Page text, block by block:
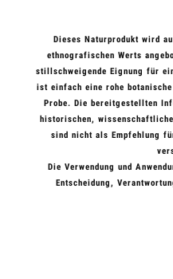
Dieses Naturprodukt wird
ethnografischen Werts
stillschweigende Eignung für
ist einfach eine rohe
Probe. Die bereitgestellten
historischen,
sind nicht als Empfehlung
Die Verwendung und
Entscheidung,